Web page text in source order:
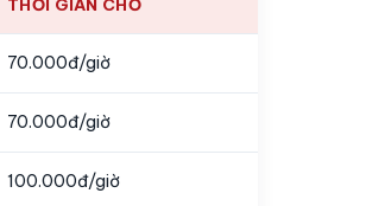
THỜI GIAN CHỜ
70.000đ/giờ
70.000đ/giờ
100.000đ/giờ